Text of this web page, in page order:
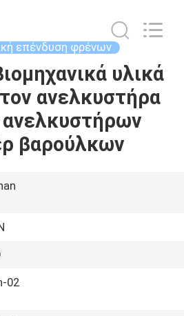
επένδυση φρένων
υλικά
ανελκυστήρα
βαρούλκων
02